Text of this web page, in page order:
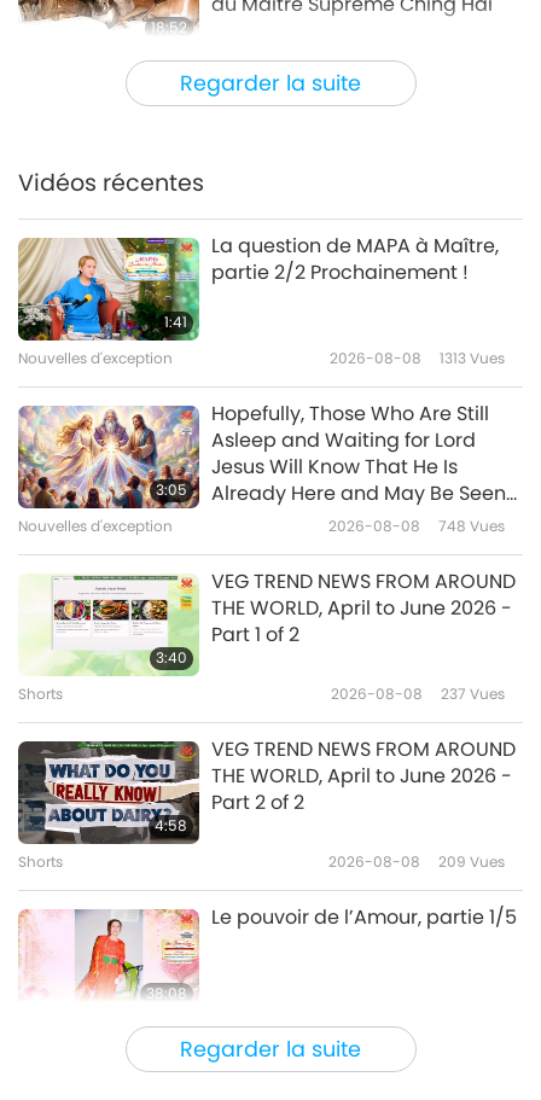
Regarder la suite
18:52
Le monde des animaux : nos co-
2019-10-25
15:53
habitants
16:36
Les pieuvres Dumbo :
habitants
15:55
An Industry without Conscience:
Skin Trade, A Documentary by
Shannon Keith Part 3
Skinning Lives: Fabrice Nicolino,
Author of “The Meat Industry
An Industry without Conscience:
Skin Trade, A Documentary by
Vues
Regarder la suite
Vidéos récentes
1:41
La question de MAPA à Maître,
partie 2/2 Prochainement !
Nouvelles d'exception 2026-08-08 1313Vues
3:05
Hopefully, Those Who Are Still
Asleep and Waiting for Lord
Jesus Will Know That He Is
Already Here and May Be Seen
on Supreme Master Television
Nouvelles d'exception 2026-08-08 748 Vues
3:40
VEG TREND NEWS FROM AROUND
THE WORLD, April to June 2026 -
Part 1 of 2
Shorts 2026-08-08 237 Vues
4:58
VEG TREND NEWS FROM AROUND
THE WORLD, April to June 2026 -
Part 2 of 2
Shorts 2026-08-08 209 Vues
38:08
Le pouvoir de l’Amour, partie 1/5
Entre Maître et disciples 2026-08-08